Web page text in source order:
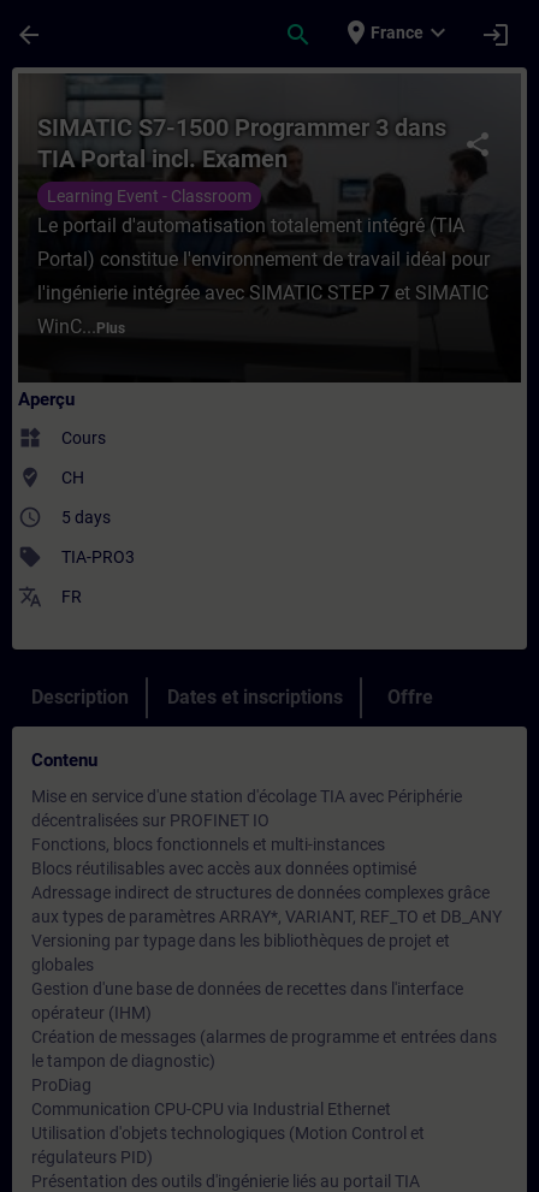
arrow_back search place France expand_more login
Cours - SIMATIC S7-1500 Programmer
share
SIMATIC S7-1500 Programmer 3 dans
TIA Portal incl. Examen
Learning Event - Classroom
Le portail d'automatisation totalement intégré (TIA
Portal) constitue l'environnement de travail idéal pour
l'ingénierie intégrée avec SIMATIC STEP 7 et SIMATIC
WinC... Plus
Aperçu
widgets Cours
where_to_vote CH
access_time 5 days
sell TIA-PRO3
translate FR
Description Dates et inscriptions Offre
Contenu
Mise en service d'une station d'écolage TIA avec Périphérie
décentralisées sur PROFINET IO
Fonctions, blocs fonctionnels et multi-instances
Blocs réutilisables avec accès aux données optimisé
Adressage indirect de structures de données complexes grâce
aux types de paramètres ARRAY*, VARIANT, REF_TO et DB_ANY
Versioning par typage dans les bibliothèques de projet et
globales
Gestion d'une base de données de recettes dans l'interface
opérateur (IHM)
Création de messages (alarmes de programme et entrées dans
le tampon de diagnostic)
ProDiag
Communication CPU-CPU via Industrial Ethernet
Utilisation d'objets technologiques (Motion Control et
régulateurs PID)
Présentation des outils d'ingénierie liés au portail TIA